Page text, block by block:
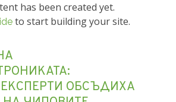
has been created yet.
to start building your site.
ОБСЪДИХА